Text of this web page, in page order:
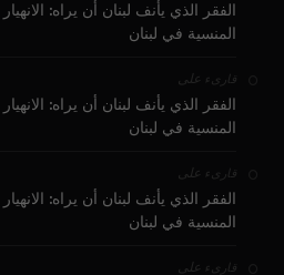
الفقر الذي يأنف لبنان أن يراه:
المنسية في لبنان
قارىء على
الفقر الذي يأنف لبنان أن يراه:
المنسية في لبنان
قارىء على
الفقر الذي يأنف لبنان أن يراه:
المنسية في لبنان
قارىء على